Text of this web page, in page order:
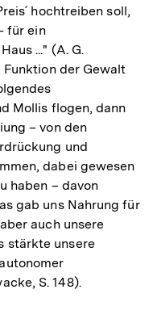
hochtreiben soll,
für ein
..." (A. G.
Funktion der Gewalt
Mollis flogen, dann
– von den
und
dabei gewesen
haben – davon
gab uns Nahrung für
auch unsere
stärkte unsere
S. 148).